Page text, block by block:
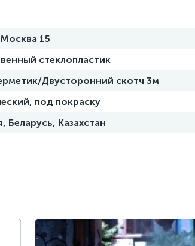
15
стеклопластик
Двусторонний скотч 3м
под покраску
Беларусь, Казахстан